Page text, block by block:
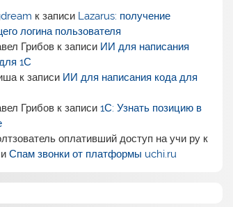
к записи Lazarus: получение
логина пользователя
Грибов к записи ИИ для написания
1С
к записи ИИ для написания кода для
Грибов к записи1С: Узнать позицию в
оплативший доступ на учи ру к
Спам звонки от платформы uchi.ru